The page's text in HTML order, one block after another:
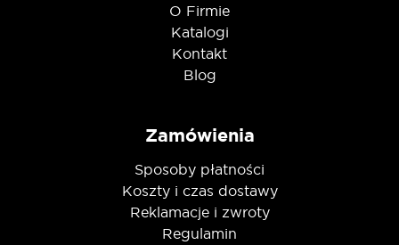
O Firmie
Katalogi
Kontakt
Blog
Zamówienia
Sposoby płatności
Koszty i czas dostawy
Reklamacje i zwroty
Regulamin